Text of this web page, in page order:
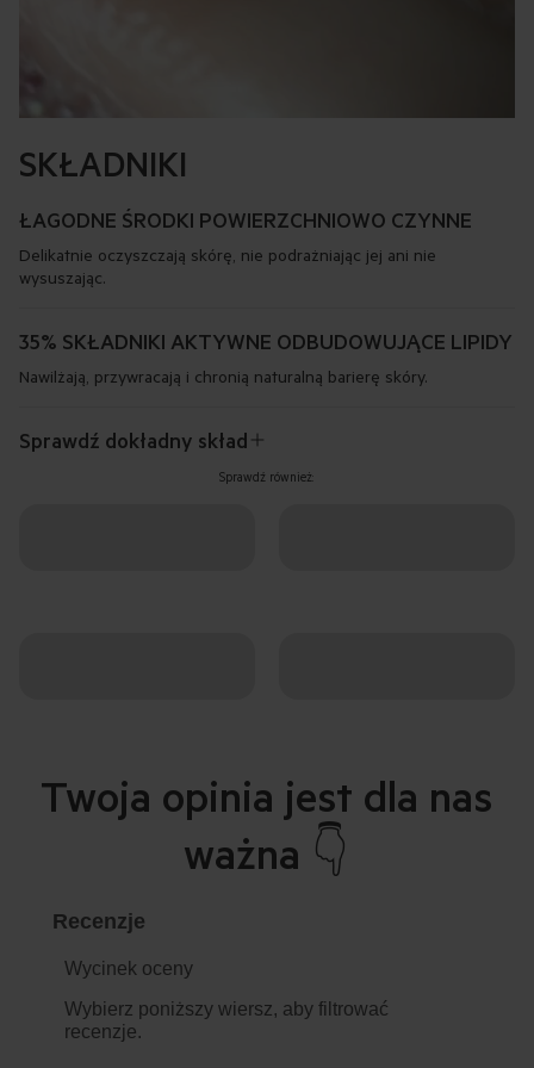
SKŁADNIKI
ŁAGODNE ŚRODKI POWIERZCHNIOWO CZYNNE
Delikatnie oczyszczają skórę, nie podrażniając jej ani nie
wysuszając.
35% SKŁADNIKI AKTYWNE ODBUDOWUJĄCE LIPIDY
Nawilżają, przywracają i chronią naturalną barierę skóry.
Sprawdź dokładny skład
Sprawdź również:
Twoja opinia jest dla nas
ważna 👇